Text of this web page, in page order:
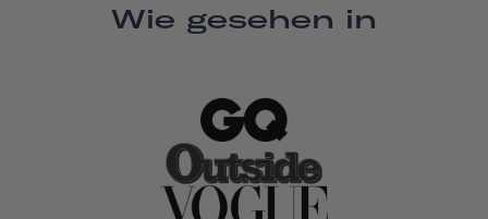
Wie gesehen in